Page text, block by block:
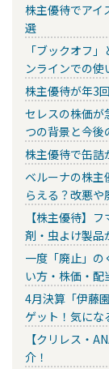
株主優待でアイ
選
「ブックオフ
ンラインでの
株主優待が年3
セレスの株価が
つの背景と今後
株主優待で缶詰
ベルーナの株主
らえる？改悪や
【株主優待】
剤・虫よけ製品
一度「廃止」の
い方・株価・配
4月決算「伊藤
ゲット！気にな
【クリレス・
介！